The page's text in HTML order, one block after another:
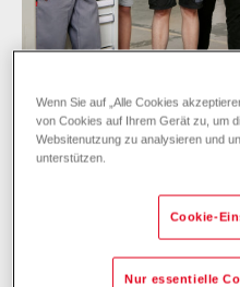
Dein Start ins
eine Top-
Die Hoval -
fördert, fordert,
Eine Lehre in der
Chancen.
Wenn Sie auf „Alle Cookies
von Cookies auf Ihrem Gerät zu, um
Websitenutzung zu analysieren und
unterstützen.
Cookie-
Nur essentielle